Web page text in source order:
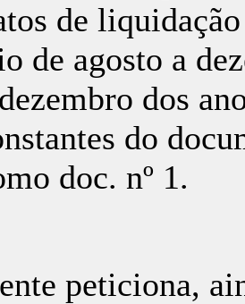
de
de agosto a
dos
do
doc. nº 1.
peticiona,